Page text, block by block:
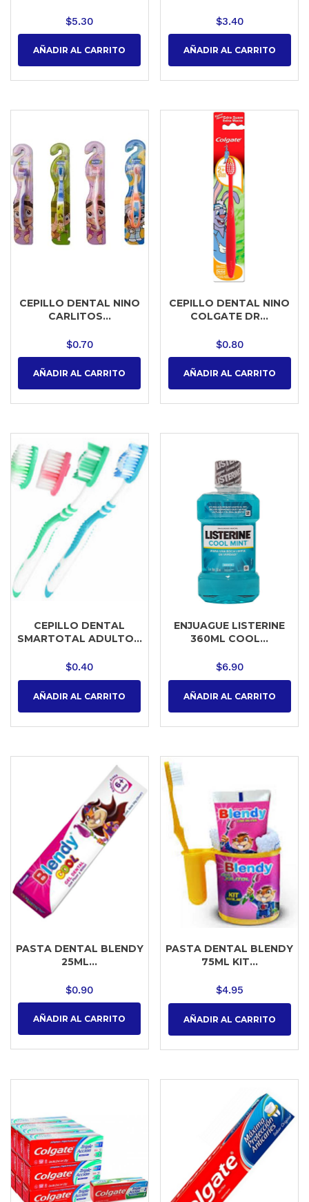
$5.30
AÑADIR AL CARRITO
$3.40
AÑADIR AL CARRITO
CEPILLO DENTAL NINO
CARLITOS...
$0.70
AÑADIR AL CARRITO
CEPILLO DENTAL NINO
COLGATE DR...
$0.80
AÑADIR AL CARRITO
CEPILLO DENTAL
SMARTOTAL ADULTO...
$0.40
AÑADIR AL CARRITO
ENJUAGUE LISTERINE
360ML COOL...
$6.90
AÑADIR AL CARRITO
PASTA DENTAL BLENDY
25ML...
$0.90
AÑADIR AL CARRITO
PASTA DENTAL BLENDY
75ML KIT...
$4.95
AÑADIR AL CARRITO